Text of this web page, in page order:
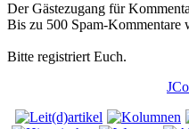
Der Gästezugang für
Bis zu 500 Spam-Kommentare
Bitte registriert Euch.